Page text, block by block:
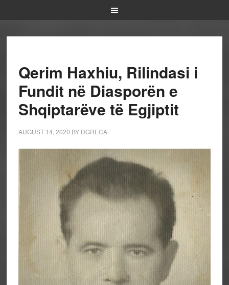
Qerim Haxhiu, Rilindasi i
Fundit në Diasporën e
Shqiptarëve të Egjiptit
AUGUST 14, 2020 BY DGRECA